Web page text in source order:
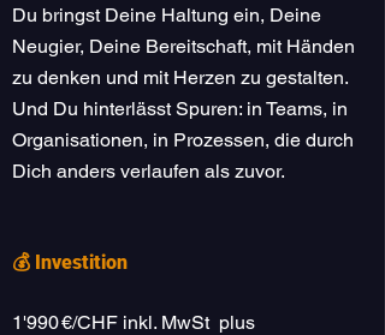
Du bringst Deine Haltung ein, Deine
Neugier, Deine Bereitschaft, mit Händen
zu denken und mit Herzen zu gestalten.
Und Du hinterlässt Spuren: in Teams, in
Organisationen, in Prozessen, die durch
Dich anders verlaufen als zuvor.
💰 Investition
1'990 €/CHF inkl. MwSt plus